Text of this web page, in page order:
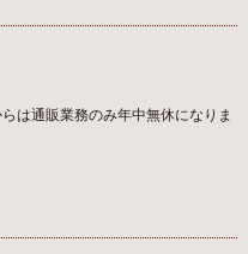
は通販業務のみ年中無休になりま